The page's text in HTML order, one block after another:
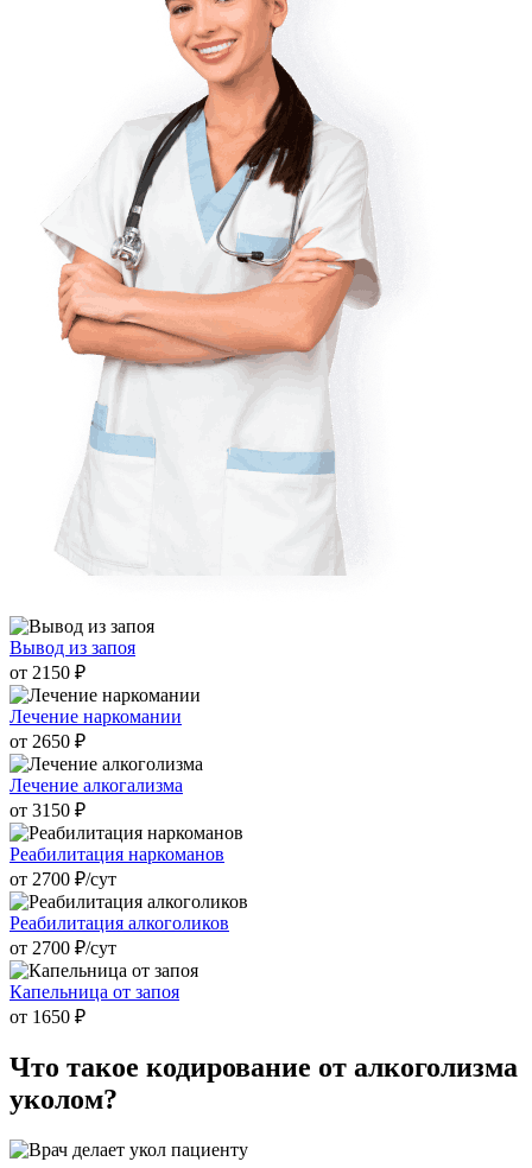
Вывод из запоя
от 2150 ₽
Лечение наркомании
от 2650 ₽
Лечение алкогализма
от 3150 ₽
Реабилитация наркоманов
от 2700 ₽/cут
Реабилитация алкоголиков
от 2700 ₽/cут
Капельница от запоя
от 1650 ₽
Что такое кодирование от алкоголизма
уколом?